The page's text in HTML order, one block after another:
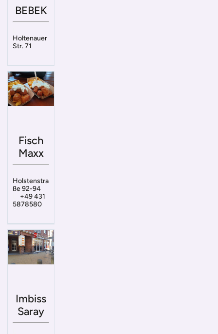
BEBEK
Holtenauer
Str. 71
Fisch
Maxx
Holstenstra
ße 92-94
+49 431
5878580
Imbiss
Saray